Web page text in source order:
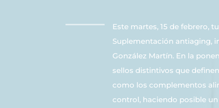
Este martes, 15 de febrero,
Suplementación antiaging,
González Martín. En la
sellos distintivos que
como los complementos
control, haciendo posible un